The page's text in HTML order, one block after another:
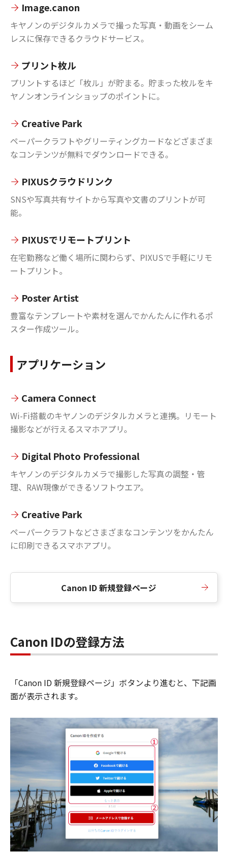
Image.canon
キヤノンのデジタルカメラで撮った写真・動画をシーム
レスに保存できるクラウドサービス。
プリント枚ル
プリントするほど「枚ル」が貯まる。貯まった枚ルをキ
ヤノンオンラインショップのポイントに。
Creative Park
ペーパークラフトやグリーティングカードなどざまざま
なコンテンツが無料でダウンロードできる。
PIXUSクラウドリンク
SNSや写真共有サイトから写真や文書のプリントが可
能。
PIXUSでリモートプリント
在宅勤務など働く場所に関わらず、PIXUSで手軽にリモ
ートプリント。
Poster Artist
豊富なテンプレートや素材を選んでかんたんに作れるポ
スター作成ツール。
アプリケーション
Camera Connect
Wi-Fi搭載のキヤノンのデジタルカメラと連携。リモート
撮影などが行えるスマホアプリ。
Digital Photo Professional
キヤノンのデジタルカメラで撮影した写真の調整・管
理、RAW現像ができるソフトウエア。
Creative Park
ペーパークラフトなどさまざまなコンテンツをかんたん
に印刷できるスマホアプリ。
Canon ID 新規登録ページ
Canon IDの登録方法
「Canon ID 新規登録ページ」ボタンより進むと、下記画
面が表示されます。